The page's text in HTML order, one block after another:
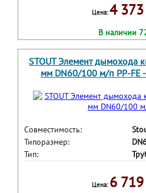
Цена:4
В наличии
STOUT Элемент дымохода
мм DN60/100 м/п PP-FE
Совместимость:
Типоразмер:
Тип:
Цена: 6